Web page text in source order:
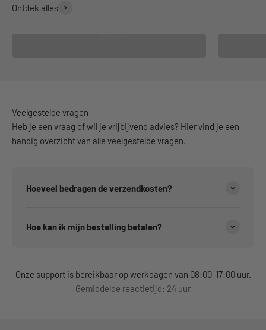
Ontdek alles
Veelgestelde vragen
Heb je een vraag of wil je vrijbijvend advies? Hier vind je een
handig overzicht van alle veelgestelde vragen.
Hoeveel bedragen de verzendkosten?
Hoe kan ik mijn bestelling betalen?
Onze support is bereikbaar op werkdagen van 08:00-17:00 uur.
Gemiddelde reactietijd: 24 uur